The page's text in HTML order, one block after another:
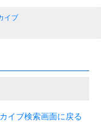
イブ
イブ検索画面に戻る